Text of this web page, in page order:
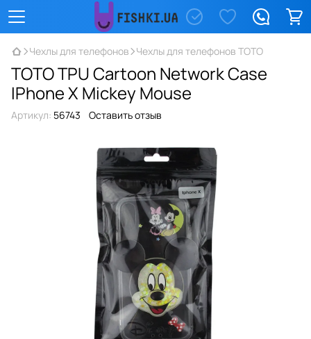
Чехлы для телефонов Чехлы для телефонов TOTO
TOTO TPU Сartoon Network Case
IPhone X Mickey Mouse
Артикул: 56743 Оставить отзыв